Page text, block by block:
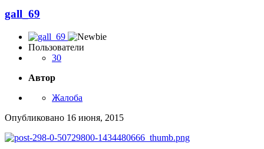
gall_69
Пользователи
30
Автор
Жалоба
Опубликовано 16 июня, 2015